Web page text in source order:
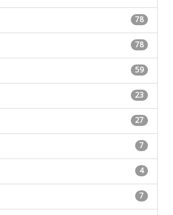
78
78
59
23
27
7
4
7